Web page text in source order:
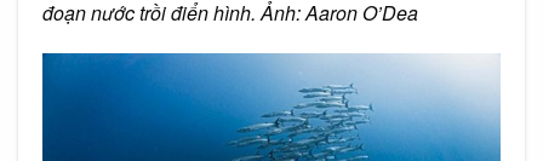
đoạn nước trồi điển hình. Ảnh: Aaron O’Dea